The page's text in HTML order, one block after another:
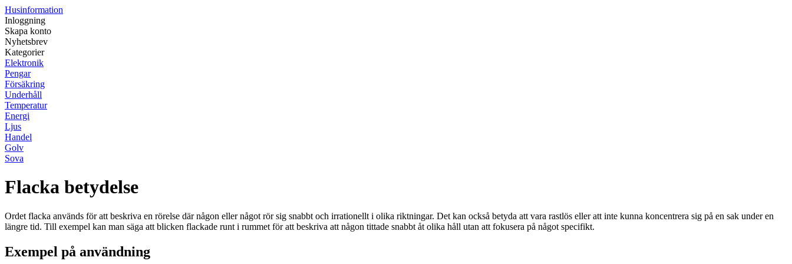
Husinformation
Inloggning
Skapa konto
Nyhetsbrev
Kategorier
Elektronik
Pengar
Försäkring
Underhåll
Temperatur
Energi
Ljus
Handel
Golv
Sova
Flacka betydelse
Ordet flacka används för att beskriva en rörelse där någon eller något rör sig snabbt och irrationellt i olika riktningar. Det kan också betyda att vara rastlös eller att inte kunna koncentrera sig på en sak under en
längre tid. Till exempel kan man säga att blicken flackade runt i rummet för att beskriva att någon tittade snabbt åt olika håll utan att fokusera på något specifikt.
Exempel på användning